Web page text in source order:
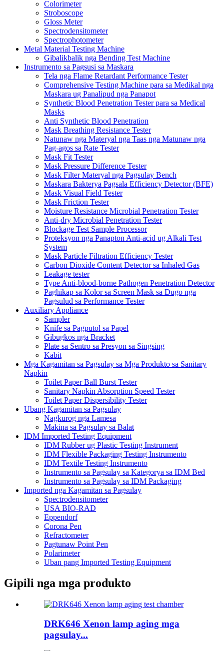
Colorimeter
Stroboscope
Gloss Meter
Spectrodensitometer
Spectrophotometer
Metal Material Testing Machine
Gibalikbalik nga Bending Test Machine
Instrumento sa Pagsusi sa Maskara
Tela nga Flame Retardant Performance Tester
Comprehensive Testing Machine para sa Medikal nga
Maskara ug Panalipud nga Panapot
Synthetic Blood Penetration Tester para sa Medical
Masks
Anti Synthetic Blood Penetration
Mask Breathing Resistance Tester
Natunaw nga Materyal nga Taas nga Matunaw nga
Pag-agos sa Rate Tester
Mask Fit Tester
Mask Pressure Difference Tester
Mask Filter Materyal nga Pagsulay Bench
Maskara Bakterya Pagsala Efficiency Detector (BFE)
Mask Visual Field Tester
Mask Friction Tester
Moisture Resistance Microbial Penetration Tester
Anti-dry Microbial Penetration Tester
Blockage Test Sample Processor
Proteksyon nga Panapton Anti-acid ug Alkali Test
System
Mask Particle Filtration Efficiency Tester
Carbon Dioxide Content Detector sa Inhaled Gas
Leakage tester
Type Anti-blood-borne Pathogen Penetration Detector
Paghikap sa Kolor sa Screen Mask sa Dugo nga
Pagsulud sa Performance Tester
Auxiliary Appliance
Sampler
Knife sa Pagputol sa Papel
Gibugkos nga Bracket
Plate sa Sentro sa Presyon sa Singsing
Kabit
Mga Kagamitan sa Pagsulay sa Mga Produkto sa Sanitary
Napkin
Toilet Paper Ball Burst Tester
Sanitary Napkin Absorption Speed ​​Tester
Toilet Paper Dispersibility Tester
Ubang Kagamitan sa Pagsulay
Nagkurog nga Lamesa
Makina sa Pagsulay sa Balat
IDM Imported Testing Equipment
IDM Rubber ug Plastic Testing Instrument
IDM Flexible Packaging Testing Instrumento
IDM Textile Testing Instrumento
Instrumento sa Pagsulay sa Kategorya sa IDM Bed
Instrumento sa Pagsulay sa IDM Packaging
Imported nga Kagamitan sa Pagsulay
Spectrodensitometer
USA BIO-RAD
Eppendorf
Corona Pen
Refractometer
Pagtunaw Point Pen
Polarimeter
Uban pang Imported Testing Equipment
Gipili nga mga produkto
DRK646 Xenon lamp aging mga
pagsulay...